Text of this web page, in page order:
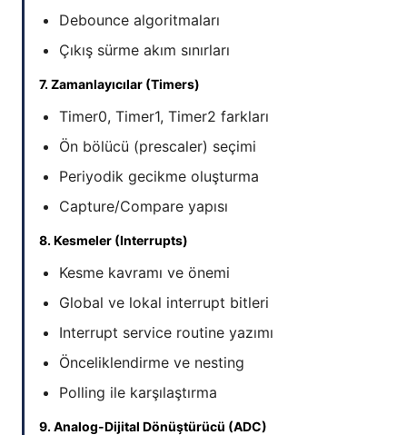
Debounce algoritmaları
Çıkış sürme akım sınırları
7. Zamanlayıcılar (Timers)
Timer0, Timer1, Timer2 farkları
Ön bölücü (prescaler) seçimi
Periyodik gecikme oluşturma
Capture/Compare yapısı
8. Kesmeler (Interrupts)
Kesme kavramı ve önemi
Global ve lokal interrupt bitleri
Interrupt service routine yazımı
Önceliklendirme ve nesting
Polling ile karşılaştırma
9. Analog-Dijital Dönüştürücü (ADC)